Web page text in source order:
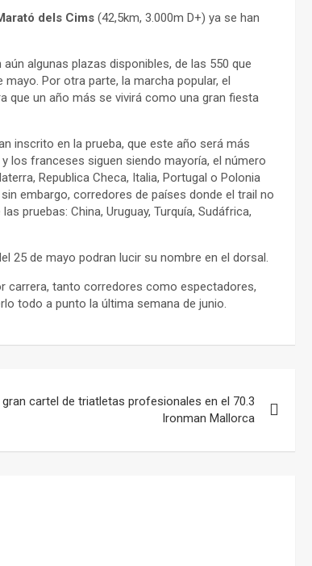
dels Cims (42,5km, 3.000m D+) ya se han
algunas plazas disponibles, de las 550 que
Por otra parte, la marcha popular, el
que un año más se vivirá como una gran fiesta
inscrito en la prueba, que este año será más
los franceses siguen siendo mayoría, el número
Republica Checa, Italia, Portugal o Polonia
embargo, corredores de países donde el trail no
pruebas: China, Uruguay, Turquía, Sudáfrica,
25 de mayo podran lucir su nombre en el dorsal.
carrera, tanto corredores como espectadores,
todo a punto la última semana de junio.
gran cartel de triatletas profesionales en el 70.3
Ironman Mallorca